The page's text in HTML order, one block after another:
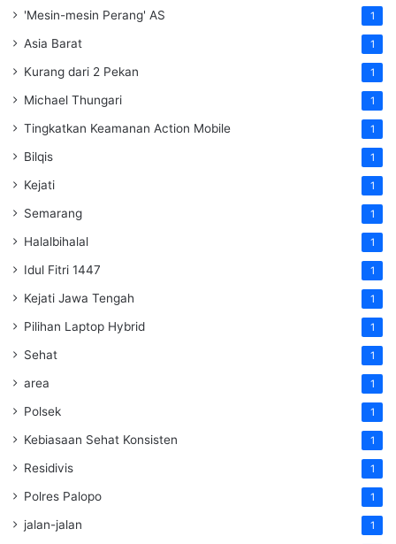
'Mesin-mesin Perang' AS 1
Asia Barat 1
Kurang dari 2 Pekan 1
Michael Thungari 1
Tingkatkan Keamanan Action Mobile 1
Bilqis 1
Kejati 1
Semarang 1
Halalbihalal 1
Idul Fitri 1447 1
Kejati Jawa Tengah 1
Pilihan Laptop Hybrid 1
Sehat 1
area 1
Polsek 1
Kebiasaan Sehat Konsisten 1
Residivis 1
Polres Palopo 1
jalan-jalan 1